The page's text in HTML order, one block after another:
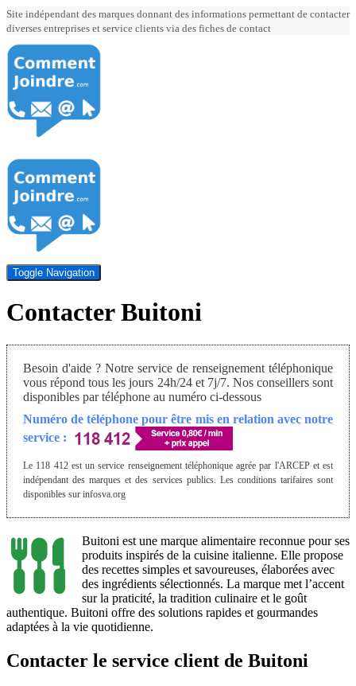
Site indépendant des marques donnant des informations permettant de contacter
diverses entreprises et service clients via des fiches de contact
Toggle Navigation
Contacter Buitoni
Besoin d'aide ? Notre service de renseignement téléphonique
vous répond tous les jours 24h/24 et 7j/7. Nos conseillers sont
disponibles par téléphone au numéro ci-dessous
Numéro de téléphone pour être mis en relation avec notre
service :
Le 118 412 est un service renseignement téléphonique agrée par l'ARCEP et est
indépendant des marques et des services publics. Les conditions tarifaires sont
disponibles sur infosva.org
Buitoni est une marque alimentaire reconnue pour ses
produits inspirés de la cuisine italienne. Elle propose
des recettes simples et savoureuses, élaborées avec
des ingrédients sélectionnés. La marque met l’accent
sur la praticité, la tradition culinaire et le goût
authentique. Buitoni offre des solutions rapides et gourmandes
adaptées à la vie quotidienne.
Contacter le service client de Buitoni